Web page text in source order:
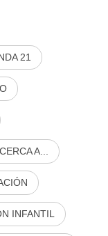
21
A...
INFANTIL